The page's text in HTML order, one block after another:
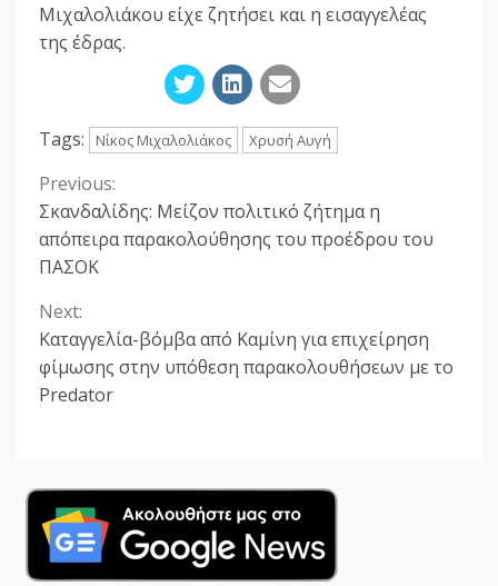
Μιχαλολιάκου είχε ζητήσει και η εισαγγελέας
της έδρας.
Tags: Νίκος Μιχαλολιάκος Χρυσή Αυγή
Continue
Reading
Previous:
Σκανδαλίδης: Μείζον πολιτικό ζήτημα η
απόπειρα παρακολούθησης του προέδρου του
ΠΑΣΟΚ
Next:
Καταγγελία-βόμβα από Καμίνη για επιχείρηση
φίμωσης στην υπόθεση παρακολουθήσεων με το
Predator